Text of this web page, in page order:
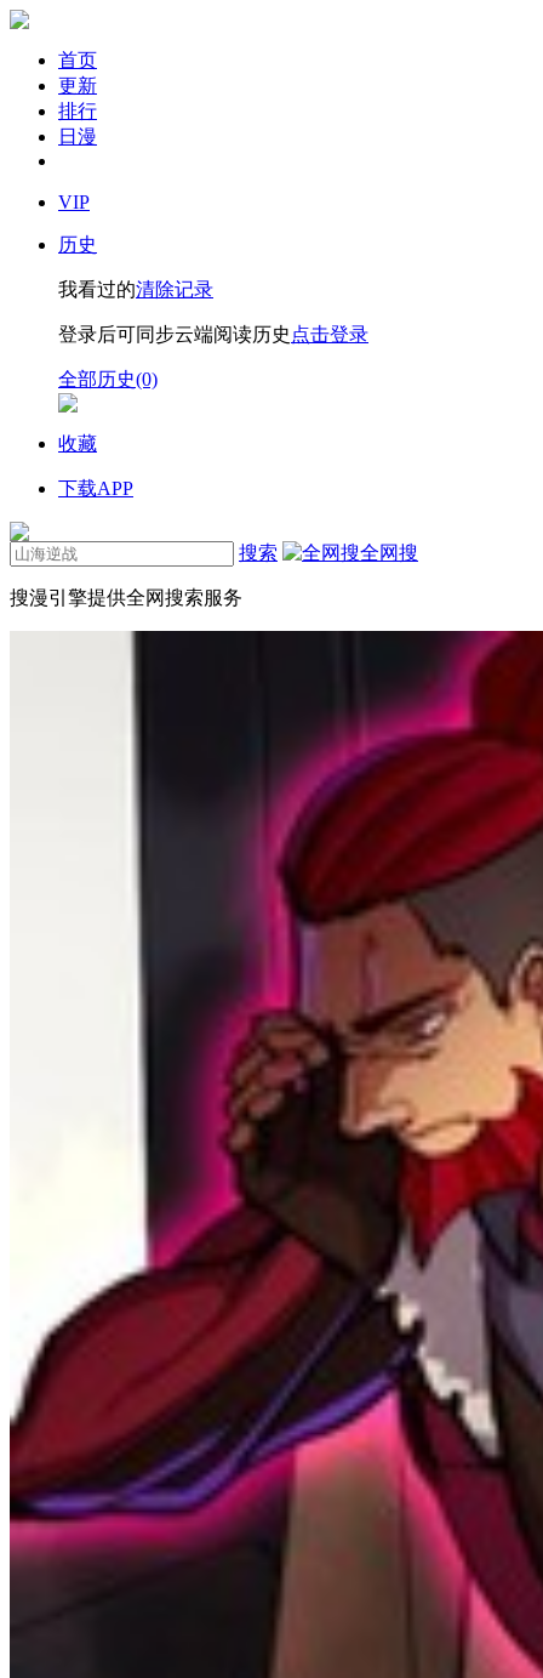
首页
更新
排行
日漫
VIP
历史
我看过的清除记录
登录后可同步云端阅读历史 点击登录
全部历史(0)
收藏
下载APP
搜索 全网搜
搜漫引擎提供全网搜索服务